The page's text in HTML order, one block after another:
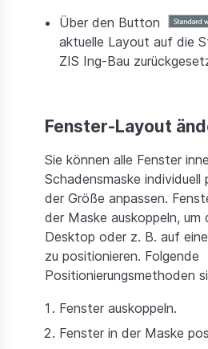
Über den Button
aktuelle Layout auf die
ZIS Ing-Bau
Fenster-Layout
Sie können alle Fenster
Schadensmaske individuell
der Größe anpassen.
der Maske auskoppeln, um
Desktop oder z. B. auf
zu positionieren. Folgende
Positionierungsmethoden
Fenster auskoppeln.
Fenster in der Maske